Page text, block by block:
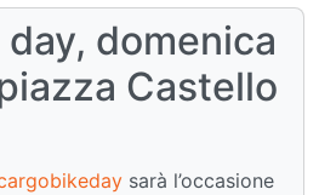
domenica
Castello
sarà l’occasione